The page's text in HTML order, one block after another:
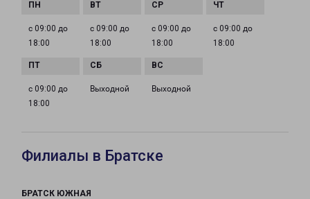
с 09:00 до
18:00
с 09:00 до
18:00
с 09:00 до
18:00
с 09:00 до
18:00
с 09:00 до
18:00
Выходной Выходной
Филиалы в Братске
БРАТСК ЮЖНАЯ